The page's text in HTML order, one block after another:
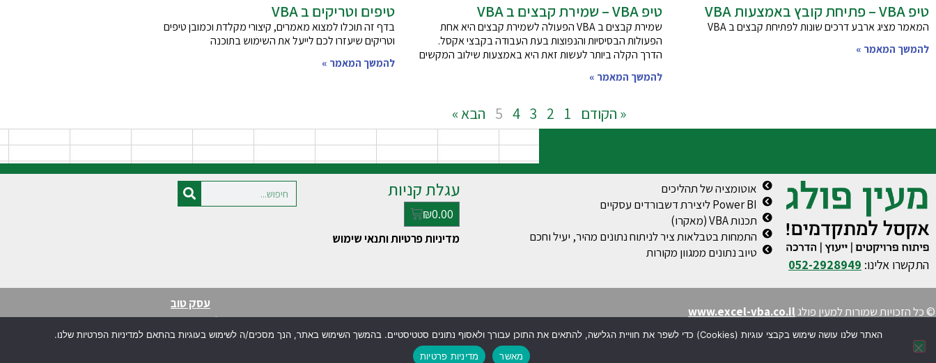
טיפ VBA – פתיחת קובץ באמצעות VBA
המאמר מציג ארבע דרכים שונות לפתיחת קבצים ב VBA
להמשך המאמר »
טיפ VBA – שמירת קבצים ב VBA
שמירת קבצים ב VBA הפעולה לשמירת קבצים היא אחת
הפעולות הבסיסיות והנפוצות בעת העבודה בקבצי אקסל.
הדרך הקלה ביותר לעשות זאת היא באמצעות שילוב המקשים
להמשך המאמר »
טיפים וטריקים ב VBA
בדף זה תוכלו למצוא מאמרים, קיצורי מקלדת וכמובן טיפים
וטריקים שיעזרו לכם לייעל את השימוש בתוכנה
להמשך המאמר »
« הקודם 1
2
3
4
5 הבא »
התקשרו אלינו: 052-2928949
אוטומציה של תהליכים
Power BI ליצירת דשבורדים עסקיים
תכנות VBA (מאקרו)
התמחות בטבלאות ציר לניתוח נתונים מהיר, יעיל וחכם
טיוב נתונים ממגוון מקורות
עגלת קניות
₪0.00
מדיניות פרטיות ותנאי שימוש
© כל הזכויות שמורות למעין פולגwww.excel-vba.co.il
עסק טוב
בניית אתרים
האתר שלנו עושה שימוש בקבצי עוגיות (Cookies) כדי לשפר את חוויית הגלישה, להתאים את התוכן עבורך ולאסוף נתונים סטטיסטיים. בהמשך השימוש באתר, הנך מסכים/ה לשימוש בעוגיות בהתאם למדיניות הפרטיות שלנו.
מאשר
מדיניות פרטיות